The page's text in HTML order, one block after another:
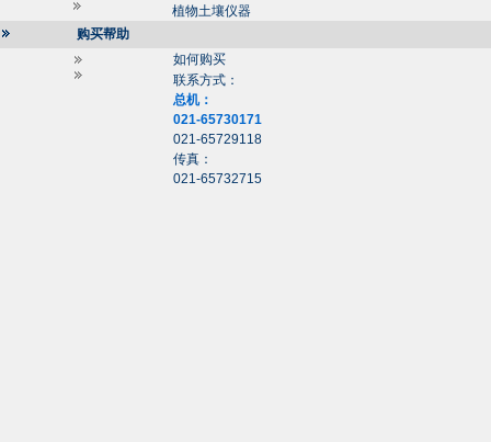
植物土壤仪器
购买帮助
如何购买
联系方式：
总机：
021-65730171
021-65729118
传真：
021-65732715